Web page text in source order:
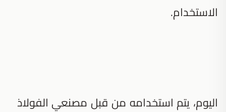
الاستخدام.
اليوم، يتم استخدامه من قبل مصنعي الفولاذ